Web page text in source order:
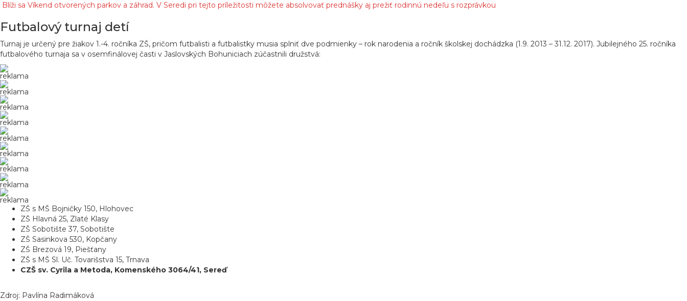
Blíži sa Víkend otvorených parkov a záhrad. V Seredi pri tejto príležitosti môžete absolvovať prednášky aj prežiť rodinnú nedeľu s rozprávkou
Futbalový turnaj detí
Turnaj je určený pre žiakov 1.-4. ročníka ZŠ, pričom futbalisti a futbalistky musia splniť dve podmienky – rok narodenia a ročník školskej dochádzka (1.9. 2013 – 31.12. 2017). Jubilejného 25. ročníka
futbalového turnaja sa v osemfinálovej časti v Jaslovských Bohuniciach zúčastnili družstvá:
reklama
reklama
reklama
reklama
reklama
reklama
reklama
reklama
reklama
ZŠ s MŠ Bojničky 150, Hlohovec
ZŠ Hlavná 25, Zlaté Klasy
ZŠ Sobotište 37, Sobotište
ZŠ Sasinkova 530, Kopčany
ZŠ Brezová 19, Piešťany
ZŠ s MŠ Sl. Uč. Tovarišstva 15, Trnava
CZŠ sv. Cyrila a Metoda, Komenského 3064/41, Sereď
Zdroj: Pavlína Radimáková